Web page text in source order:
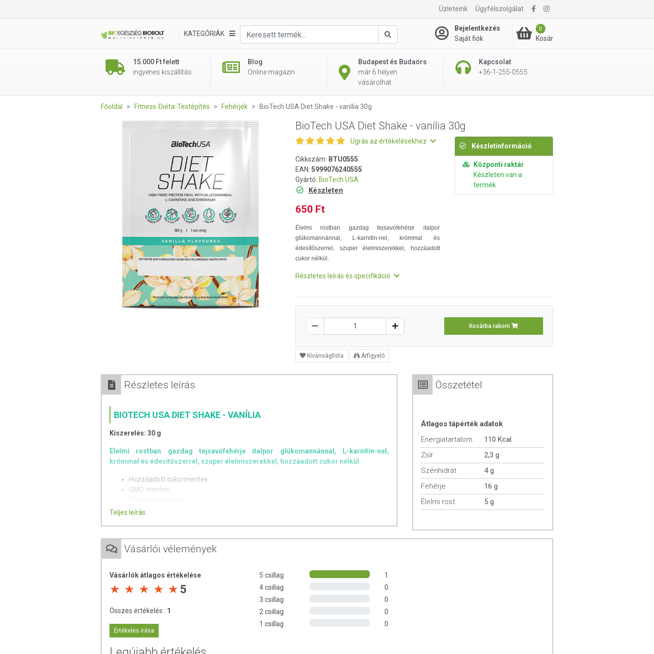
Üzleteink Ügyfélszolgálat
KATEGÓRIÁK
Keresés
Bejelentkezés
Saját fiók
0
Kosár
15.000 Ft felett
ingyenes kiszállítás
Blog
Online magazin
Budapest és Budaörs
már 6 helyen
vásárolhat
Kapcsolat
+36-1-255-0555
650 Ft Kosárba rakom
Főoldal Fitness-Diéta-Testépítés Fehérjék BioTech USA Diet Shake - vanília 30g
BioTech USA Diet Shake - vanília 30g
Ugrás az értékelésekhez
Cikkszám: BTU0555
EAN: 5999076240555
Gyártó: BioTech USA
Készleten
650 Ft
Élelmi rostban gazdag tejsavófehérje italpor
glükomannánnal, L-karnitin-nel, krómmal és
édesítőszerrel, szuper élelmiszerekkel, hozzáadott
cukor nélkül.
Részletes leírás és specifikáció
Készletinformáció
Központi raktár
Készleten van a
termék
Kosárba rakom
Kívánságlista Árfigyelő
Részletes leírás
BIOTECH USA DIET SHAKE - VANÍLIA
Kiszerelés: 30 g
Élelmi rostban gazdag tejsavófehérje italpor glükomannánnal, L-karnitin-nel,
krómmal és édesítőszerrel, szuper élelmiszerekkel, hozzáadott cukor nélkül.
Hozzáadott cukormentes
GMO mentes
Titán-dioxid mentes
Komplett megoldás az alakformáláshoz - magas minőségű étrend-kiegészítő. Kiknek
ajánljuk?
Akik szeretnék kiegészíteni diétás étrendjüket
Akik a diétájuk támogatásához gyors és egyszerű megoldásokat keresnek
Akik üres kalóriák helyett minőségi tápanyagokat fogyasztanának
Akik egy rostban gazdag alternatívát keresnek
Akik szeretnék elkerülni a hozzáadott cukrot tartalmazó termékeket
Édesszájúaknak, akik sok diétás módszert kipróbáltak már
Teljes leírás
Összetétel
Átlagos tápérték adatok
Energiatartalom
110 Kcal
Zsír
2,3 g
Szénhidrát
4 g
Fehérje
16 g
Élelmi rost
5 g
Vásárlói vélemények
Vásárlók átlagos értékelése
5
Összes értékelés : 1
Értékelés írása
5 csillag
1
4 csillag
0
3 csillag
0
2 csillag
0
1 csillag
0